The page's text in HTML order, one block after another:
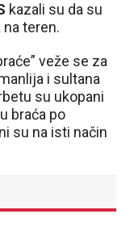
kazali su da su
teren.
veže se za
i sultana
su ukopani
braća po
su na isti način